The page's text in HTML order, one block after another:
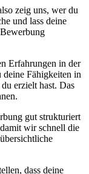
zeig uns, wer du
und lass deine
Erfahrungen in der
Fähigkeiten in
erzielt hast. Das
gut strukturiert
wir schnell die
dass deine